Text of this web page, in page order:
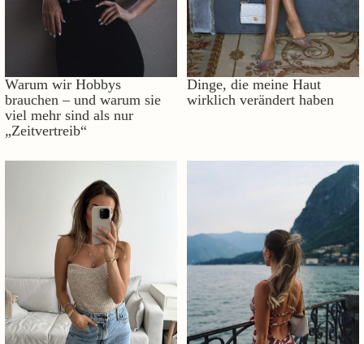
Warum wir Hobbys
brauchen – und warum sie
viel mehr sind als nur
„Zeitvertreib“
Dinge, die meine Haut
wirklich verändert haben